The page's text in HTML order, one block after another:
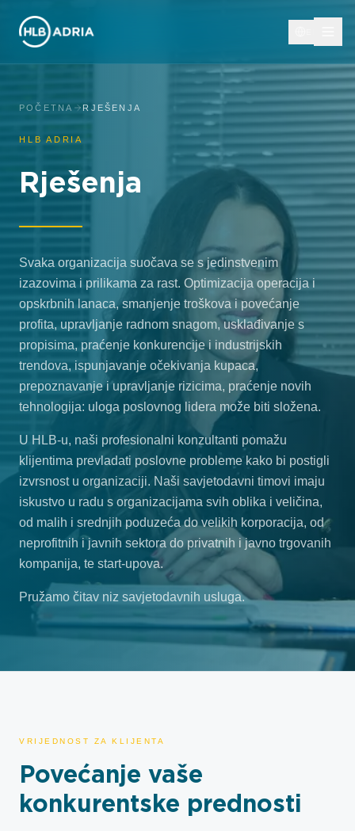
POČETNA RJEŠENJA
HLB ADRIA
Rješenja
Svaka organizacija suočava se s jedinstvenim
izazovima i prilikama za rast. Optimizacija operacija i
opskrbnih lanaca, smanjenje troškova i povećanje
profita, upravljanje radnom snagom, usklađivanje s
propisima, praćenje konkurencije i industrijskih
trendova, ispunjavanje očekivanja kupaca,
prepoznavanje i upravljanje rizicima, praćenje novih
tehnologija: uloga poslovnog lidera može biti složena.
U HLB-u, naši profesionalni konzultanti pomažu
klijentima prevladati poslovne probleme kako bi postigli
izvrsnost u organizaciji. Naši savjetodavni timovi imaju
iskustvo u radu s organizacijama svih oblika i veličina,
od malih i srednjih poduzeća do velikih korporacija, od
neprofitnih i javnih sektora do privatnih i javno trgovanih
kompanija, te start-upova.
Pružamo čitav niz savjetodavnih usluga.
VRIJEDNOST ZA KLIJENTA
Povećanje vaše
konkurentske prednosti